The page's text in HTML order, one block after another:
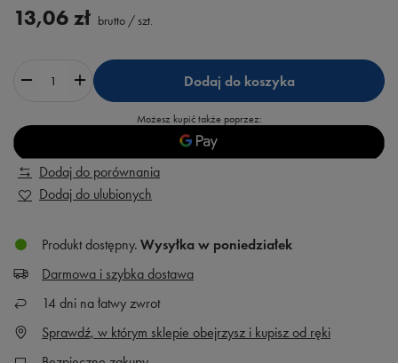
13,06 zł brutto / szt.
Dodaj do koszyka
Możesz kupić także poprzez:
Dodaj do porównania
Dodaj do ulubionych
Produkt dostępny Wysyłka w poniedziałek
Darmowa i szybka dostawa
14 dni na łatwy zwrot
Sprawdź, w którym sklepie obejrzysz i kupisz od ręki